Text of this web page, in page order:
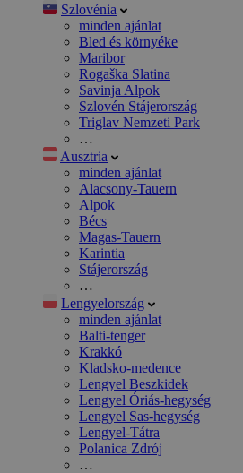
Szlovénia
minden ajánlat
Bled és környéke
Maribor
Rogaška Slatina
Savinja Alpok
Szlovén Stájerország
Triglav Nemzeti Park
…
Ausztria
minden ajánlat
Alacsony-Tauern
Alpok
Bécs
Magas-Tauern
Karintia
Stájerország
…
Lengyelország
minden ajánlat
Balti-tenger
Krakkó
Kladsko-medence
Lengyel Beszkidek
Lengyel Óriás-hegység
Lengyel Sas-hegység
Lengyel-Tátra
Polanica Zdrój
…